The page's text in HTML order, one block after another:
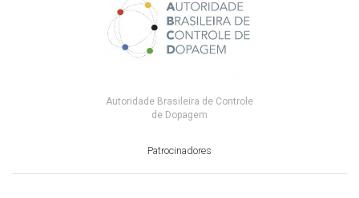
Autoridade Brasileira de Controle
de Dopagem
Patrocinadores